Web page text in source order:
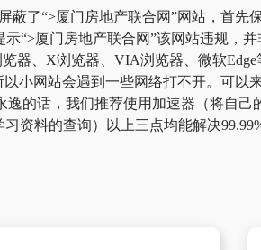
了“>厦门房地产联合网”网站，首先
“>厦门房地产联合网”该网站违规，
器、X浏览器、VIA浏览器、微软
小网站会遇到一些网络打不开。可以
的话，我们推荐使用加速器（将自
资料的查询）以上三点均能解决